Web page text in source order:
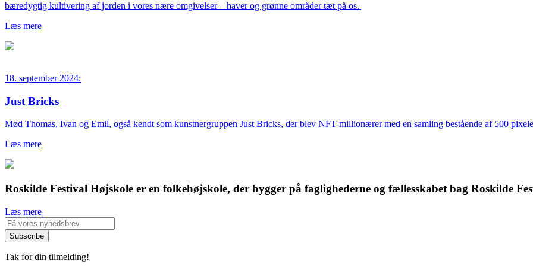
bæredygtig kultivering af jorden i vores nære omgivelser – haver og grønne områder tæt på os.
Læs mere
18. september 2024:
Just Bricks
Mød Thomas, Ivan og Emil, også kendt som kunstnergruppen Just Bricks, der blev NFT-millionærer med en samling bestående af 500
Læs mere
Roskilde Festival Højskole er en folkehøjskole, der bygger på faglighederne og fællesskabet bag Roskilde
Læs mere
Tak for din tilmelding!